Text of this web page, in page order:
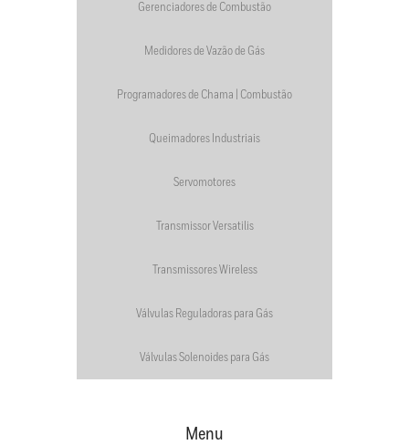
Gerenciadores de Combustão
Medidores de Vazão de Gás
Programadores de Chama | Combustão
Queimadores Industriais
Servomotores
Transmissor Versatilis
Transmissores Wireless
Válvulas Reguladoras para Gás
Válvulas Solenoides para Gás
Menu